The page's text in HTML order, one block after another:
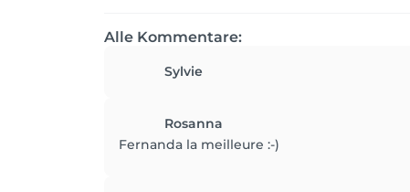
Alle Kommentare:
Sylvie
Rosanna
Fernanda la meilleure :-)